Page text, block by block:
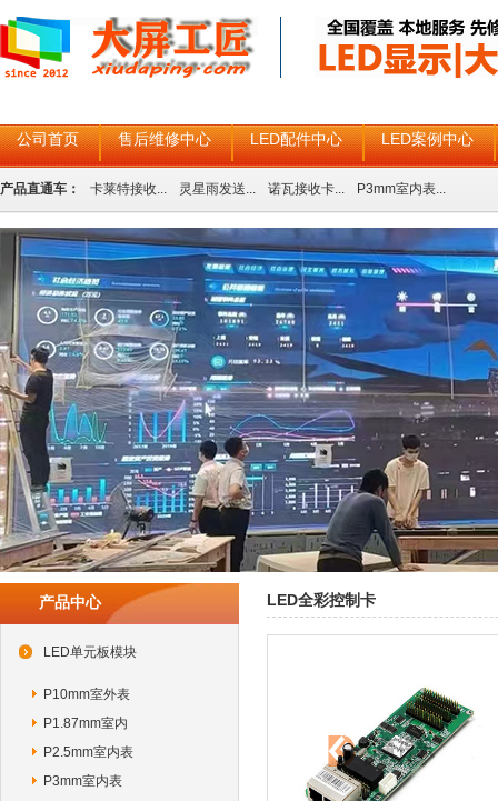
公司首页 售后维修中心 LED配件中心 LED案例中心
产品直通车： 卡莱特接收... 灵星雨发送... 诺瓦接收卡... P3mm室内表...
产品中心
LED单元板模块
P10mm室外表
P1.87mm室内
P2.5mm室内表
P3mm室内表
LED全彩控制卡